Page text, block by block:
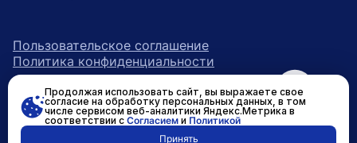
Пользовательское соглашение
Политика конфиденциальности
ссылка на главную
возрастное ограничение 16+
ссылка на страницу в Вконтакте
ссылка на страницу в
ссылка на канал в
Продолжая использовать сайт, вы выражаете свое
согласие на обработку персональных данных, в том
числе сервисом веб-аналитики Яндекс.Метрика в
соответствии с Согласиеми Политикой
Принять